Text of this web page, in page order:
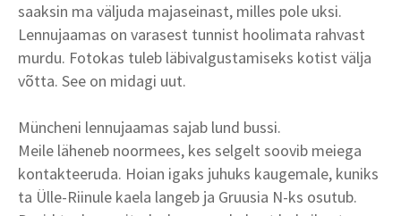
saaksin ma väljuda majaseinast, milles pole uksi.
Lennujaamas on varasest tunnist hoolimata rahvast
murdu. Fotokas tuleb läbivalgustamiseks kotist välja
võtta. See on midagi uut.
Müncheni lennujaamas sajab lund bussi.
Meile läheneb noormees, kes selgelt soovib meiega
kontakteeruda. Hoian igaks juhuks kaugemale, kuniks
ta Ülle-Riinule kaela langeb ja Gruusia N-ks osutub.